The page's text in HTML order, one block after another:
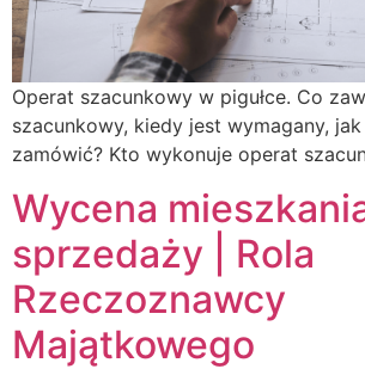
Operat szacunkowy w pigułce. Co
szacunkowy, kiedy jest wymagany,
zamówić? Kto wykonuje operat
Wycena
sprzedaży | Rola
Rzeczoznawcy
Majątkowego